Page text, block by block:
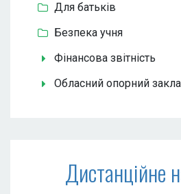
Для батьків
Безпека учня
Фінансова звітність
Обласний опорний
Дистанційне